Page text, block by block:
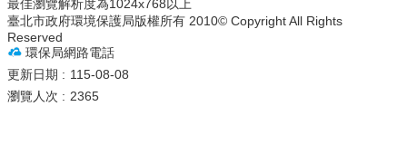
最佳瀏覽解析度為1024x768以上
臺北市政府環境保護局版權所有 2010© Copyright All Rights
Reserved
環保局網路電話
更新日期
115-08-08
瀏覽人次
2365